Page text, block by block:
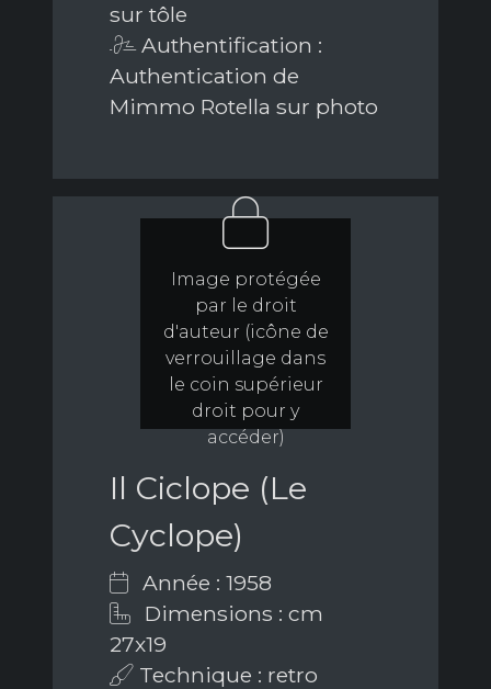
sur tôle
Authentification :
Authentication de
Mimmo Rotella sur photo
Image protégée
par le droit
d'auteur (icône de
verrouillage dans
le coin supérieur
droit pour y
accéder)
Il Ciclope (Le
Cyclope)
Année : 1958
Dimensions : cm
27x19
Technique : retro